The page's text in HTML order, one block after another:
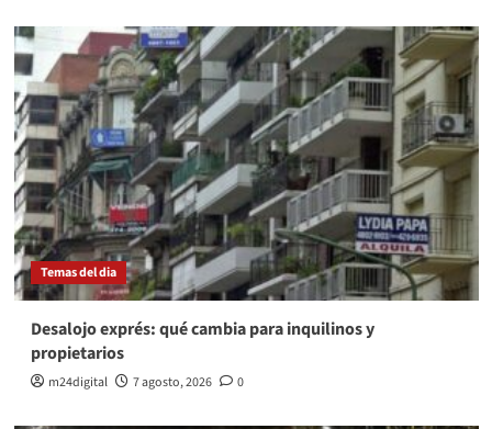
Temas del dia
Desalojo exprés: qué cambia para inquilinos y
propietarios
m24digital 7 agosto, 2026 0